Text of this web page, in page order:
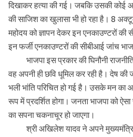
दिखाकर हत्या की गई। जबकि उसकी कोई
की साजिश का खुलासा भी हो रहा है। 8
महोदय को ज्ञापन देकर इन एनकाउण्टरों
इन फर्जी एनकाउण्टरों की सीबीआई जांच
भाजपा इस प्रकार की घिनौनी
वह अपनी ही छवि धूमिल कर रही है। देष की
भली भांति परिचित हो गई है। उसके मन
रूप में प्रदर्शित होगा। जनता भाजपा को
का सपना चकनाचूर हो जाएगा।
श्री अखिलेश यादव ने अपने